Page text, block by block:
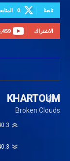
0 تابعنا
الاشتراك
KHARTOUM
Broken Clouds